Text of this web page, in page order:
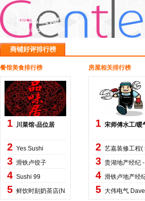
市 -
纪 We
商铺好评排行榜
餐馆美食排行榜
1 川菜馆-品位居
2 Yes Sushi
3 滑铁卢饺子
4 Sushi 99
5 鲜饮时刻奶茶店(N
房屋相关排行榜
1 宋师傅水工/暖
热
2 艺嘉装修工程(
3 贵湖地产经纪
4 滑铁卢地产经
5 大伟电气 Dave